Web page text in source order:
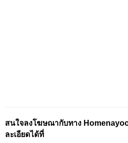
สนใจลงโฆษณากับทาง
ละเอียดได้ที่